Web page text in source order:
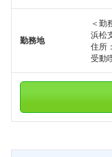
勤務地
＜勤
浜松
住所
受動